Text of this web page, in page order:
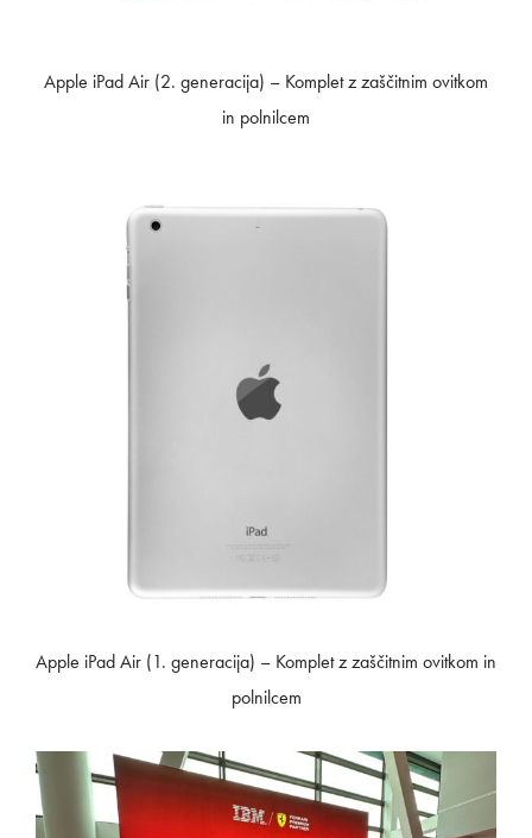
Apple iPad Air (2. generacija) – Komplet z zaščitnim ovitkom
in polnilcem
Apple iPad Air (1. generacija) – Komplet z zaščitnim ovitkom in
polnilcem